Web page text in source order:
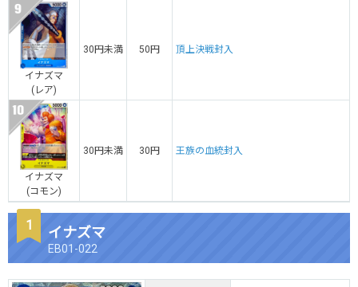
イナズマ
(レア)
30円未満 50円 頂上決戦封入
イナズマ
(コモン)
30円未満 30円 王族の血統封入
イナズマ
EB01-022